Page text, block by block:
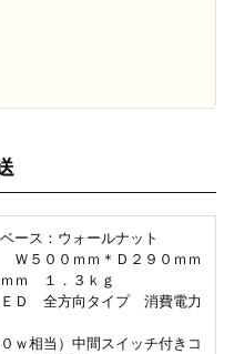
ース：ウォールナット
Ｗ５００ｍｍ＊Ｄ２９０ｍｍ
ｍｍ １．３ｋｇ
ＥＤ 全方向タイプ 消費電力
０ｗ相当）中間スイッチ付きコ